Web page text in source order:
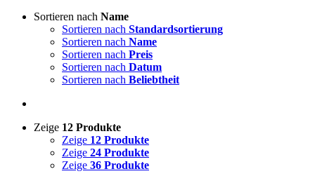
Sortieren nach Name
Sortieren nach Standardsortierung
Sortieren nach Name
Sortieren nach Preis
Sortieren nach Datum
Sortieren nach Beliebtheit
Zeige 12 Produkte
Zeige 12 Produkte
Zeige 24 Produkte
Zeige 36 Produkte